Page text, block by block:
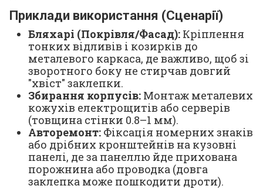
Приклади використання (Сценарії)
Бляхарі (Покрівля/Фасад): Кріплення
тонких відливів і козирків до
металевого каркаса, де важливо, щоб зі
зворотного боку не стирчав довгий
"хвіст" заклепки.
Збирання корпусів: Монтаж металевих
кожухів електрощитів або серверів
(товщина стінки 0.8–1 мм).
Авторемонт: Фіксація номерних знаків
або дрібних кронштейнів на кузовні
панелі, де за панеллю йде прихована
порожнина або проводка (довга
заклепка може пошкодити дроти).